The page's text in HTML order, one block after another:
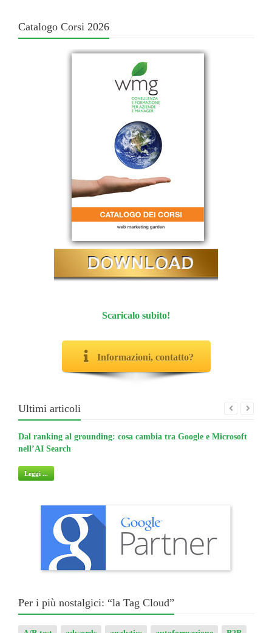
Catalogo Corsi 2026
Scaricalo subito!
Informazioni, contatto?
Ultimi articoli
nell’AI Search
Leggi ...
Per i più nostalgici: “la Tag Cloud”
A/B test adwords analytics autoformazione B2B